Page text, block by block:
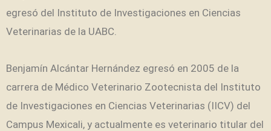
egresó del Instituto de Investigaciones en Ciencias
Veterinarias de la UABC.
Benjamín Alcántar Hernández egresó en 2005 de la
carrera de Médico Veterinario Zootecnista del Instituto
de Investigaciones en Ciencias Veterinarias (IICV) del
Campus Mexicali, y actualmente es veterinario titular del